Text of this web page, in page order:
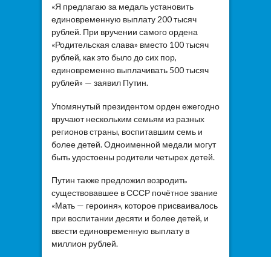
«Я предлагаю за медаль установить
единовременную выплату 200 тысяч
рублей. При вручении самого ордена
«Родительская слава» вместо 100 тысяч
рублей, как это было до сих пор,
единовременно выплачивать 500 тысяч
рублей» — заявил Путин.
Упомянутый президентом орден ежегодно
вручают нескольким семьям из разных
регионов страны, воспитавшим семь и
более детей. Одноименной медали могут
быть удостоены родители четырех детей.
Путин также предложил возродить
существовавшее в СССР почётное звание
«Мать — героиня», которое присваивалось
при воспитании десяти и более детей, и
ввести единовременную выплату в
миллион рублей.